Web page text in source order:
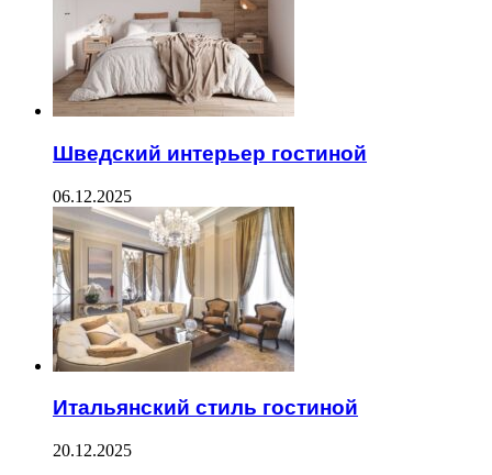
Шведский интерьер гостиной
06.12.2025
Итальянский стиль гостиной
20.12.2025